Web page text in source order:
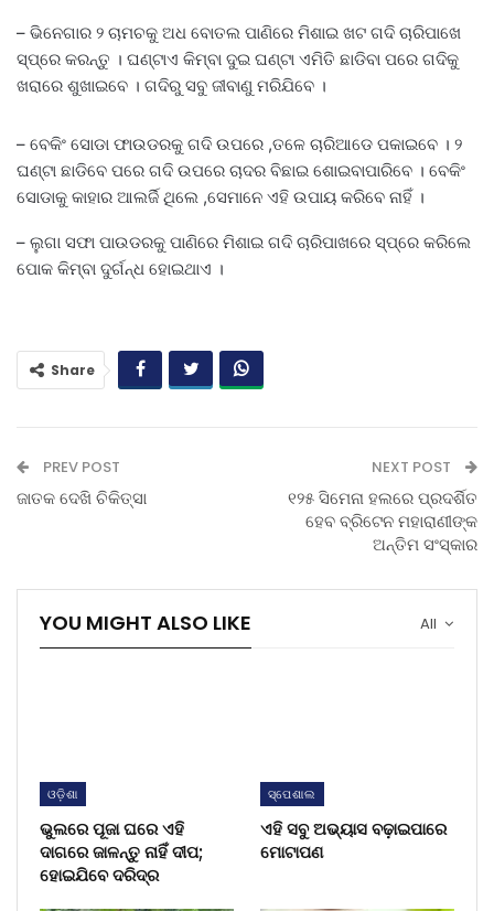
– ଭିନେଗାର ୨ ଚାମଚକୁ ଅଧ ବୋତଲ ପାଣିରେ ମିଶାଇ ଖଟ ଗଦି ଚାରିପାଖେ
ସ୍ପ୍ରେ କରନ୍ତୁ । ଘଣ୍ଟାଏ କିମ୍ବା ଦୁଇ ଘଣ୍ଟା ଏମିତି ଛାଡିବା ପରେ ଗଦିକୁ
ଖରାରେ ଶୁଖାଇବେ । ଗଦିରୁ ସବୁ ଜୀବାଣୁ ମରିଯିବେ ।
– ବେକିଂ ସୋଡା ଫାଉଡରକୁ ଗଦି ଉପରେ ,ତଳେ ଚାରିଆଡେ ପକାଇବେ । ୨
ଘଣ୍ଟା ଛାଡିବେ ପରେ ଗଦି ଉପରେ ଚାଦର ବିଛାଇ ଶୋଇବାପାରିବେ । ବେକିଂ
ସୋଡାକୁ କାହାର ଆଲର୍ଜି ଥିଲେ ,ସେମାନେ ଏହି ଉପାୟ କରିବେ ନାହିଁ ।
– ଲୁଗା ସଫା ପାଉଡରକୁ ପାଣିରେ ମିଶାଇ ଗଦି ଚାରିପାଖରେ ସ୍ପ୍ରେ କରିଲେ
ପୋକ କିମ୍ବା ଦୁର୍ଗନ୍ଧ ହୋଇଥାଏ ।
Share
PREV POST
ଜାତକ ଦେଖି ଚିକିତ୍ସା
NEXT POST
୧୨୫ ସିମେନା ହଲରେ ପ୍ରଦର୍ଶିତ
ହେବ ବ୍ରିଟେନ ମହାରାଣୀଙ୍କ
ଅନ୍ତିମ ସଂସ୍କାର
All
YOU MIGHT ALSO LIKE
ଓଡ଼ିଶା
ଭୁଲରେ ପୂଜା ଘରେ ଏହି
ଦାଗରେ ଜାଳନ୍ତୁ ନାହିଁ ଦୀପ;
ହୋଇଯିବେ ଦରିଦ୍ର
ସ୍ପେଶାଲ
ଏହି ସବୁ ଅଭ୍ୟାସ ବଢ଼ାଇପାରେ
ମୋଟାପଣ